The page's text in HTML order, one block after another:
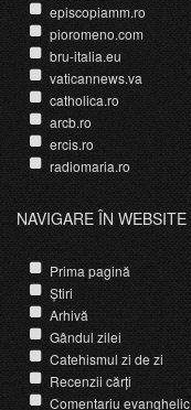
episcopiamm.ro
pioromeno.com
bru-italia.eu
vaticannews.va
catholica.ro
arcb.ro
ercis.ro
radiomaria.ro
NAVIGARE ÎN WEBSITE
Prima pagină
Știri
Arhivă
Gândul zilei
Catehismul zi de zi
Recenzii cărți
Comentariu evanghelic